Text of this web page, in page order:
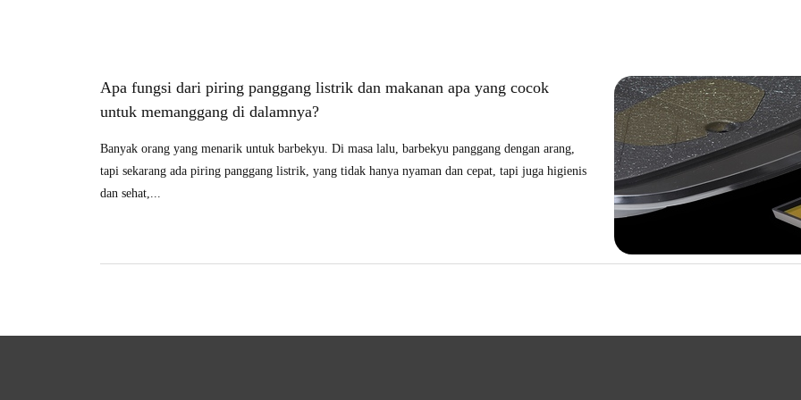
Apa fungsi dari piring panggang listrik dan makanan apa yang cocok
untuk memanggang di dalamnya?
Banyak orang yang menarik untuk barbekyu. Di masa lalu, barbekyu panggang dengan arang,
tapi sekarang ada piring panggang listrik, yang tidak hanya nyaman dan cepat, tapi juga higienis
dan sehat,...